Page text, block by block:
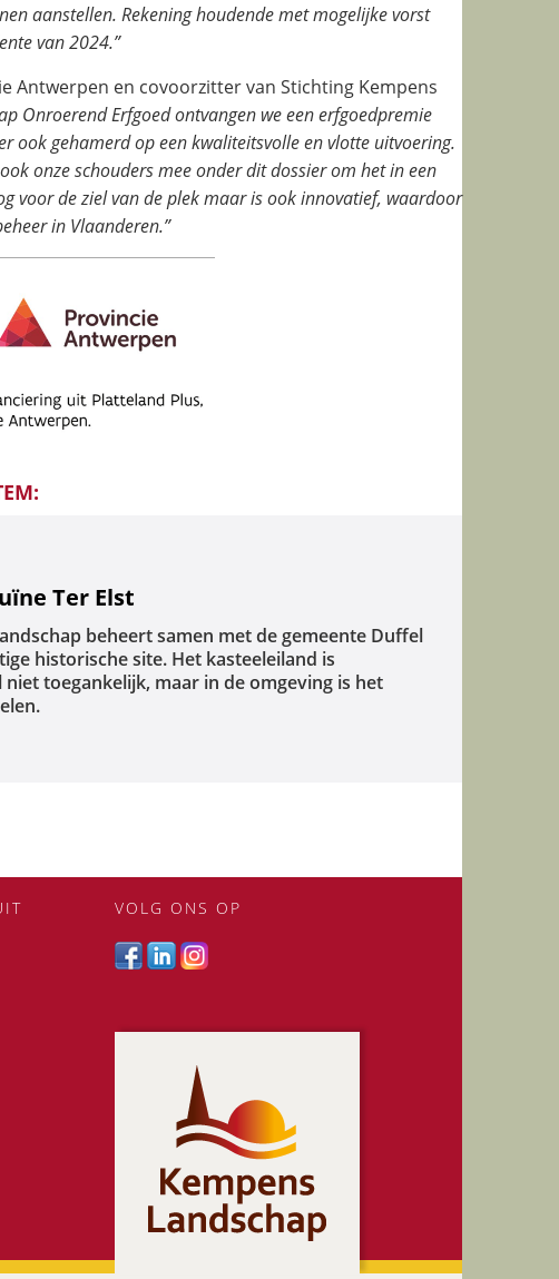
aanstellen. Rekening houdende met mogelijke vorst
van 2024.”
Antwerpen en covoorzitter van Stichting Kempens
Onroerend Erfgoed ontvangen we een erfgoedpremie
ook gehamerd op een kwaliteitsvolle en vlotte uitvoering.
onze schouders mee onder dit dossier om het in een
voor de ziel van de plek maar is ook innovatief, waardoor
in Vlaanderen.”
Ter Elst
beheert samen met de gemeente Duffel
historische site. Het kasteeleiland is
toegankelijk, maar in de omgeving is het
VOLG ONS OP